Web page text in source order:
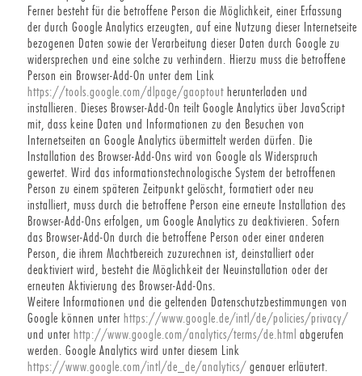
Ferner besteht für die betroffene Person die Möglichkeit, einer Erfassung
der durch Google Analytics erzeugten, auf eine Nutzung dieser Internetseite
bezogenen Daten sowie der Verarbeitung dieser Daten durch Google zu
widersprechen und eine solche zu verhindern. Hierzu muss die betroffene
Person ein Browser-Add-On unter dem Link
https://tools.google.com/dlpage/gaoptout herunterladen und
installieren. Dieses Browser-Add-On teilt Google Analytics über JavaScript
mit, dass keine Daten und Informationen zu den Besuchen von
Internetseiten an Google Analytics übermittelt werden dürfen. Die
Installation des Browser-Add-Ons wird von Google als Widerspruch
gewertet. Wird das informationstechnologische System der betroffenen
Person zu einem späteren Zeitpunkt gelöscht, formatiert oder neu
installiert, muss durch die betroffene Person eine erneute Installation des
Browser-Add-Ons erfolgen, um Google Analytics zu deaktivieren. Sofern
das Browser-Add-On durch die betroffene Person oder einer anderen
Person, die ihrem Machtbereich zuzurechnen ist, deinstalliert oder
deaktiviert wird, besteht die Möglichkeit der Neuinstallation oder der
erneuten Aktivierung des Browser-Add-Ons.
Weitere Informationen und die geltenden Datenschutzbestimmungen von
Google können unter https://www.google.de/intl/de/policies/privacy/
und unter http://www.google.com/analytics/terms/de.html abgerufen
werden. Google Analytics wird unter diesem Link
https://www.google.com/intl/de_de/analytics/ genauer erläutert.